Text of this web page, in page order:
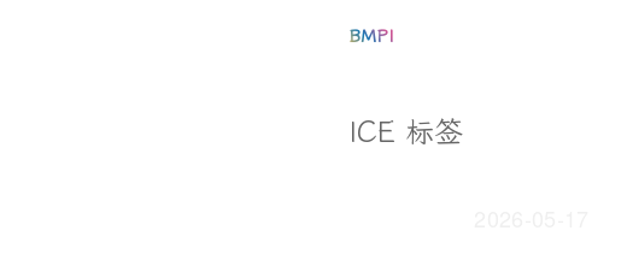
BMPI
ICE 标签